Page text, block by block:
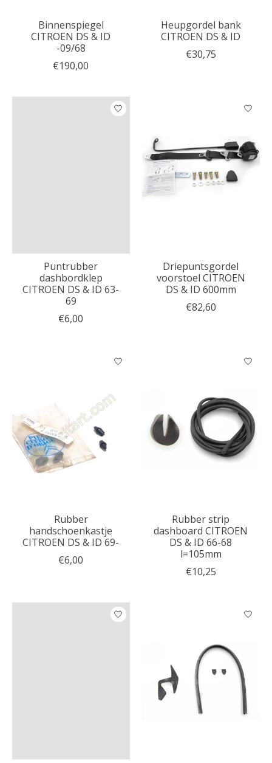
Binnenspiegel
CITROEN DS & ID
-09/68
€190,00
Heupgordel bank
CITROEN DS & ID
€30,75
Puntrubber
dashbordklep
CITROEN DS & ID 63-
69
€6,00
Driepuntsgordel
voorstoel CITROEN
DS & ID 600mm
€82,60
Rubber
handschoenkastje
CITROEN DS & ID 69-
€6,00
Rubber strip
dashboard CITROEN
DS & ID 66-68
l=105mm
€10,25